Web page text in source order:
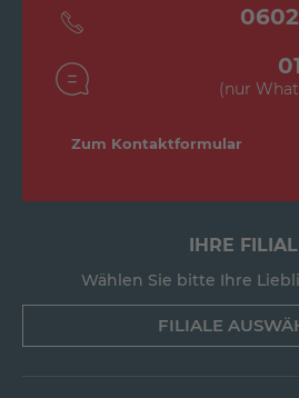
(nur
Zum Kontaktformular
IHRE
Wählen Sie bitte Ihre
FILIALE